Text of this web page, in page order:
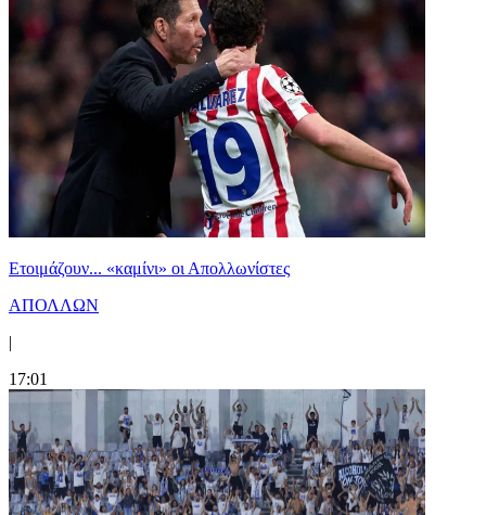
Ετοιμάζουν... «καμίνι» οι Απολλωνίστες
ΑΠΟΛΛΩΝ
|
17:01